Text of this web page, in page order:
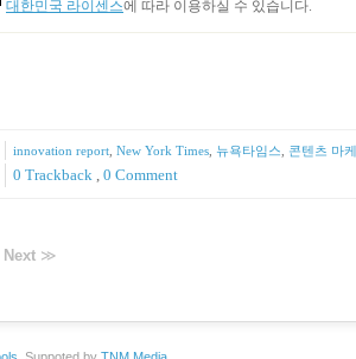
대한민국 라이센스에 따라 이용하실 수 있습니다.
innovation report, New York Times, 뉴욕타임스
콘텐츠 마
0 Trackback , 0 Comment
Next ≫